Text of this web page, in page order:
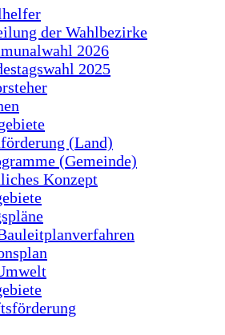
der Wahlbezirke
2026
2025
(Land)
(Gemeinde)
Konzept